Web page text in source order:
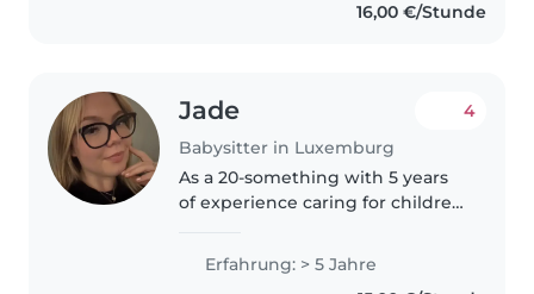
16,00 €/Stunde
Jade
Babysitter in Luxemburg
4
As a 20-something with 5 years
of experience caring for children
of skills and qualifications. I'm
fluent in English, French,
Erfahrung: > 5 Jahre